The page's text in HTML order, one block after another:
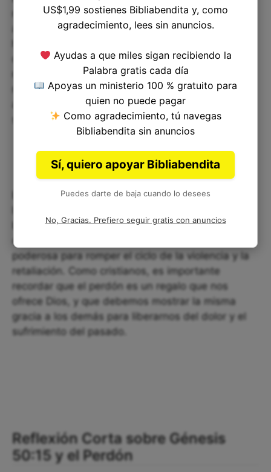
nuestras relaciones con los demás. Debemos
aprender a perdonar a aquellos que nos han
que podamos avanzar y crecer. Si no lo hacemos,
nos quedamos atascados en un ciclo de dolor y
resentimiento. El perdón nos permite seguir
adelante y construir relaciones más fuertes y
significativas.
En resumen, Génesis 50:15 nos enseña una
bien puede ser difícil, este versículo nos muestra
poderosa para romper el ciclo de la violencia y la
retaliación. Como cristianos, es importante
recordar que el perdón es un regalo que nos
ofrece Dios, y que debemos mostrar la misma
gracia a los demás para liberarnos del dolor y el
sufrimiento del pasado.
Reflexión Corta sobre Génesis
50:15 y el Perdón
US$1,99 sostienes Bibliabendita y, como
agradecimiento, lees sin anuncios.
Ayudas a que miles sigan recibiendo la
Palabra gratis cada día
Apoyas un ministerio 100 % gratuito para
quien no puede pagar
Como agradecimiento, tú navegas
Bibliabendita sin anuncios
Sí, quiero apoyar Bibliabendita
Puedes darte de baja cuando lo desees
No, Gracias. Prefiero seguir gratis con anuncios